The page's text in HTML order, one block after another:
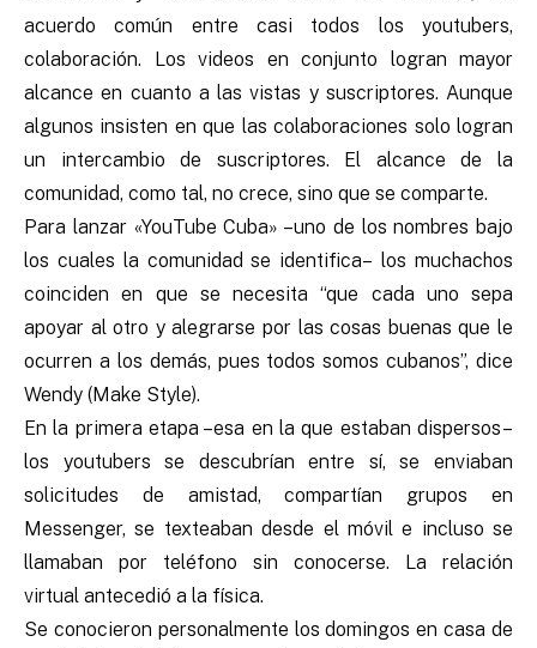
acuerdo común entre casi todos los youtubers,
colaboración. Los videos en conjunto logran mayor
alcance en cuanto a las vistas y suscriptores. Aunque
algunos insisten en que las colaboraciones solo logran
un intercambio de suscriptores. El alcance de la
comunidad, como tal, no crece, sino que se comparte.
Para lanzar «YouTube Cuba» –uno de los nombres bajo
los cuales la comunidad se identifica– los muchachos
coinciden en que se necesita “que cada uno sepa
apoyar al otro y alegrarse por las cosas buenas que le
ocurren a los demás, pues todos somos cubanos”, dice
Wendy (Make Style).
En la primera etapa –esa en la que estaban dispersos–
los youtubers se descubrían entre sí, se enviaban
solicitudes de amistad, compartían grupos en
Messenger, se texteaban desde el móvil e incluso se
llamaban por teléfono sin conocerse. La relación
virtual antecedió a la física.
Se conocieron personalmente los domingos en casa de